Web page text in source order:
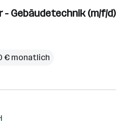
Gebäudetechnik (m/f/d)
€ monatlich